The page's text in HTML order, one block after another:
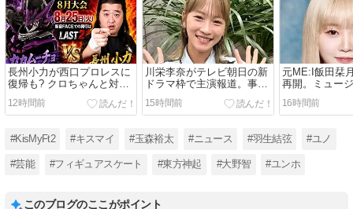
長州小力が西口プロレスに
復帰も? クロちゃんと対戦
決定で物議。無免許運転・
信号無視でクビも、3ヶ月
12時間前
川栄李奈がテレビ朝日の新
ドラマ枠で主演報道。事務
所独立＆離婚後初の連ドラ
出演。榮倉奈々出演の注目
15時間前
元ME:I飯田栞
再開。ミュー
ントム』ヒロ
スキャンダル
16時間前
#KisMyFt2 #キスマイ #玉森裕太 #ニュース #羽生結弦 #ユノ
#芸能 #フィギュアスケート #東方神起 #大野智 #ユンホ
このブログのここがポイント